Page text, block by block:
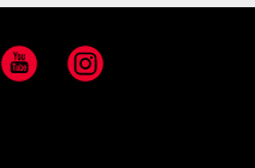
YouTube Instagram